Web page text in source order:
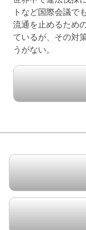
トなど国際会議で
流通を止めるため
ているが、その対
うがない。